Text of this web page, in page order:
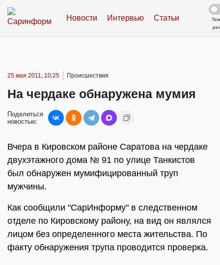
Новости Интервью Статьи
25 мая 2011, 10:25 Происшествия
На чердаке обнаружена мумия
Поделиться
новостью:
Вчера в Кировском районе Саратова на чердаке
двухэтажного дома № 91 по улице Танкистов
был обнаружен мумифицированный труп
мужчины.
Как сообщили "СарИнформу" в следственном
отделе по Кировскому району, на вид он являлся
лицом без определенного места жительства. По
факту обнаружения трупа проводится проверка.